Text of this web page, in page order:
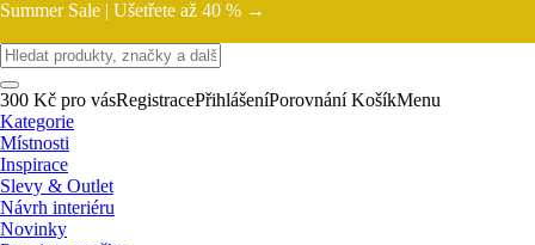
Summer Sale | Ušetřete až 40 % →
300 Kč pro vásRegistracePřihlášeníPorovnání KošíkMenu
Kategorie
Místnosti
Inspirace
Slevy & Outlet
Návrh interiéru
Novinky